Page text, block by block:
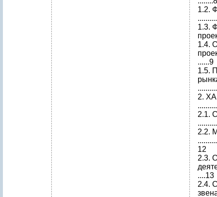
1.2.
1.3.
1.4.
......9
1.5.
2.
2.1.
2.2.
12
2.3.
....13
2.4.